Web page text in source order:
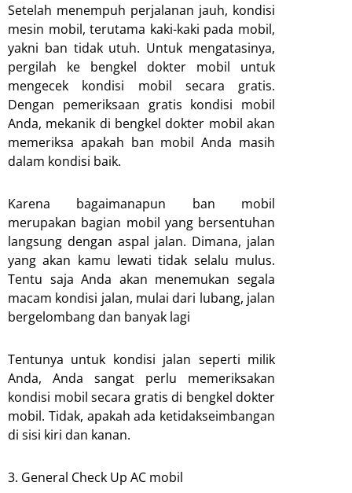
Setelah menempuh perjalanan jauh, kondisi
mesin mobil, terutama kaki-kaki pada mobil,
yakni ban tidak utuh. Untuk mengatasinya,
pergilah ke bengkel dokter mobil untuk
mengecek kondisi mobil secara gratis.
Dengan pemeriksaan gratis kondisi mobil
Anda, mekanik di bengkel dokter mobil akan
memeriksa apakah ban mobil Anda masih
dalam kondisi baik.
Karena bagaimanapun ban mobil
merupakan bagian mobil yang bersentuhan
langsung dengan aspal jalan. Dimana, jalan
yang akan kamu lewati tidak selalu mulus.
Tentu saja Anda akan menemukan segala
macam kondisi jalan, mulai dari lubang, jalan
bergelombang dan banyak lagi
Tentunya untuk kondisi jalan seperti milik
Anda, Anda sangat perlu memeriksakan
kondisi mobil secara gratis di bengkel dokter
mobil. Tidak, apakah ada ketidakseimbangan
di sisi kiri dan kanan.
3. General Check Up AC mobil